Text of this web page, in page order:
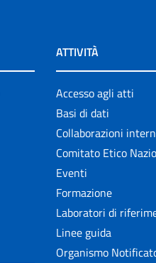
ATTIVITÀ
Accesso agli atti
Basi di dati
Collaborazioni
Comitato Etico
Eventi
Formazione
Laboratori di
Linee guida
Organismo